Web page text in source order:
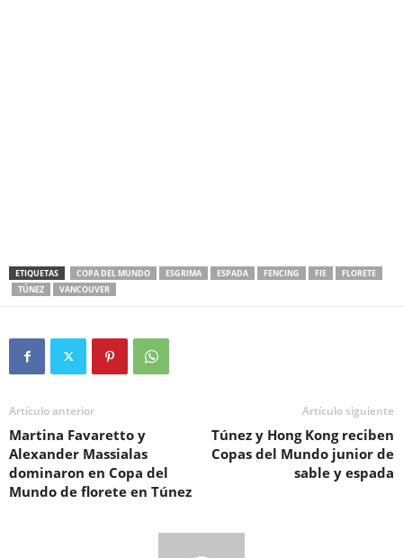
ETIQUETAS COPA DEL MUNDO ESGRIMA ESPADA FENCING FIE
FLORETE
TÚNEZ
VANCOUVER
Artículo anterior
Martina Favaretto y
Alexander Massialas
dominaron en Copa del
Mundo de florete en Túnez
Artículo siguiente
Túnez y Hong Kong reciben
Copas del Mundo junior de
sable y espada